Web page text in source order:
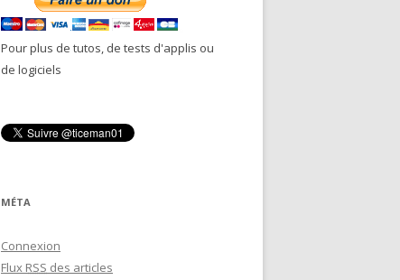
e
r
c
h
r
Pour plus de tutos, de tests d'applis ou
de logiciels
MÉTA
Connexion
Flux RSS des articles